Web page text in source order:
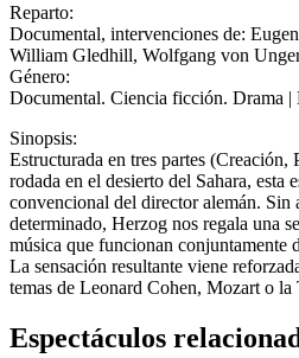
Reparto:
Documental, intervenciones de:
William Gledhill, Wolfgang von
Género:
Documental. Ciencia ficción. Drama |
Sinopsis:
Estructurada en tres partes (Creación,
rodada en el desierto del Sahara, esta
convencional del director alemán. Sin
determinado, Herzog nos regala una
música que funcionan conjuntamente
La sensación resultante viene
temas de Leonard Cohen, Mozart o
Espectáculos